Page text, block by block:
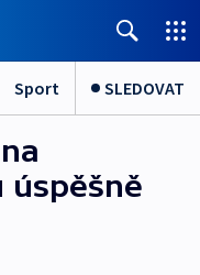
Sport SLEDOVAT
úspěšně